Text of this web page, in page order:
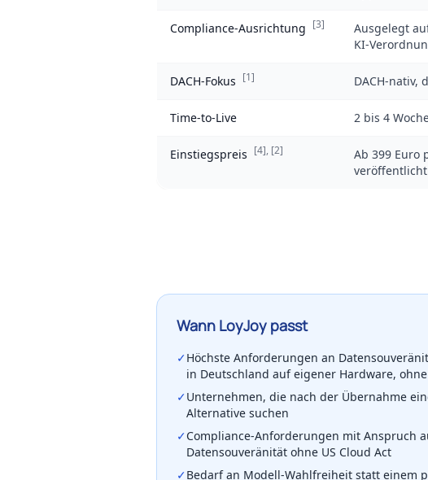
Compliance-Ausrichtung [3]
Ausgelegt auf
KI-
DACH-Fokus [1] DACH-nativ,
Time-to-Live 2 bis 4
Einstiegspreis [4], [2]
Ab 399 Euro
veröffentlicht
Wann LoyJoy passt
✓Höchste Anforderungen an
in Deutschland auf eigener Hardware, ohne
✓Unternehmen, die nach der Übernahme
Alternative suchen
✓Compliance-Anforderungen mit Anspruch
Datensouveränität ohne US Cloud Act
✓Bedarf an Modell-Wahlfreiheit statt einem